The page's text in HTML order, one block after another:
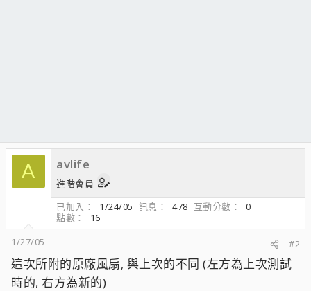
A avlife
進階會員
已加入
1/24/05 訊息 478 互動分數
0
點數
16
1/27/05
#2
這次所附的原廠風扇, 與上次的不同 (左方為上次測試
時的, 右方為新的)